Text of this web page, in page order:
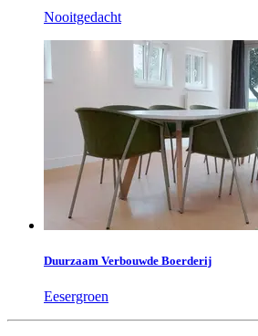
Nooitgedacht
Duurzaam Verbouwde Boerderij
Eesergroen